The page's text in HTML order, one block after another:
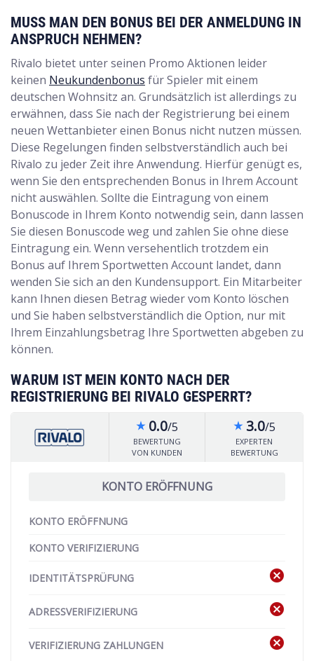
MUSS MAN DEN BONUS BEI DER ANMELDUNG IN
ANSPRUCH NEHMEN?
Rivalo bietet unter seinen Promo Aktionen leider
keinen Neukundenbonus für Spieler mit einem
deutschen Wohnsitz an. Grundsätzlich ist allerdings zu
erwähnen, dass Sie nach der Registrierung bei einem
neuen Wettanbieter einen Bonus nicht nutzen müssen.
Diese Regelungen finden selbstverständlich auch bei
Rivalo zu jeder Zeit ihre Anwendung. Hierfür genügt es,
wenn Sie den entsprechenden Bonus in Ihrem Account
nicht auswählen. Sollte die Eintragung von einem
Bonuscode in Ihrem Konto notwendig sein, dann lassen
Sie diesen Bonuscode weg und zahlen Sie ohne diese
Eintragung ein. Wenn versehentlich trotzdem ein
Bonus auf Ihrem Sportwetten Account landet, dann
wenden Sie sich an den Kundensupport. Ein Mitarbeiter
kann Ihnen diesen Betrag wieder vom Konto löschen
und Sie haben selbstverständlich die Option, nur mit
Ihrem Einzahlungsbetrag Ihre Sportwetten abgeben zu
können.
WARUM IST MEIN KONTO NACH DER
REGISTRIERUNG BEI RIVALO GESPERRT?
star_rate 0.0/5
BEWERTUNG
VON KUNDEN
star_rate 3.0/5
EXPERTEN
BEWERTUNG
KONTO ERÖFFNUNG
KONTO ERÖFFNUNG
KONTO VERIFIZIERUNG
IDENTITÄTSPRÜFUNG cancel
ADRESSVERIFIZIERUNG cancel
VERIFIZIERUNG ZAHLUNGEN cancel